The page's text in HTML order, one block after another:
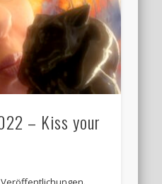
– Kiss your